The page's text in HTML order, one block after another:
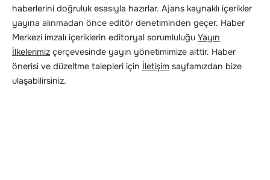
haberlerini doğruluk esasıyla hazırlar. Ajans kaynaklı içerikler
yayına alınmadan önce editör denetiminden geçer. Haber
Merkezi imzalı içeriklerin editoryal sorumluluğu Yayın
İlkelerimiz çerçevesinde yayın yönetimimize aittir. Haber
önerisi ve düzeltme talepleri için İletişim sayfamızdan bize
ulaşabilirsiniz.